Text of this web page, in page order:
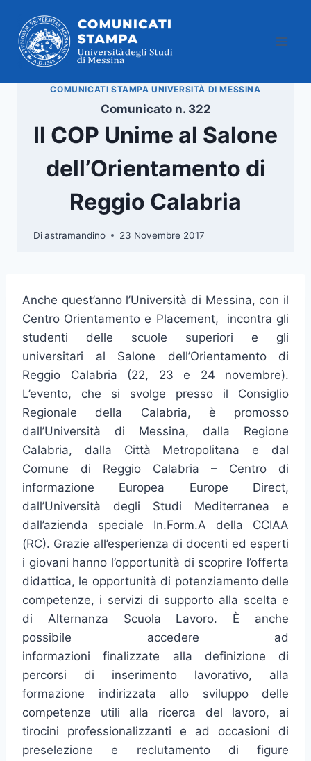
contenuto
COMUNICATI STAMPA UNIVERSITÀ DI MESSINA
Comunicato n. 322
Il COP Unime al Salone
dell’Orientamento di
Reggio Calabria
Diastramandino 23 Novembre 2017
Anche quest’anno l’Università di Messina, con il
Centro Orientamento e Placement, incontra gli
studenti delle scuole superiori e gli
universitari al Salone dell’Orientamento di
Reggio Calabria (22, 23 e 24 novembre).
L’evento, che si svolge presso il Consiglio
Regionale della Calabria, è promosso
dall’Università di Messina, dalla Regione
Calabria, dalla Città Metropolitana e dal
Comune di Reggio Calabria – Centro di
informazione Europea Europe Direct,
dall’Università degli Studi Mediterranea e
dall’azienda speciale In.Form.A della CCIAA
(RC). Grazie all’esperienza di docenti ed esperti
i giovani hanno l’opportunità di scoprire l’offerta
didattica, le opportunità di potenziamento delle
competenze, i servizi di supporto alla scelta e
di Alternanza Scuola Lavoro. È anche
possibile accedere ad
informazioni finalizzate alla definizione di
percorsi di inserimento lavorativo, alla
formazione indirizzata allo sviluppo delle
competenze utili alla ricerca del lavoro, ai
tirocini professionalizzanti e ad occasioni di
preselezione e reclutamento di figure